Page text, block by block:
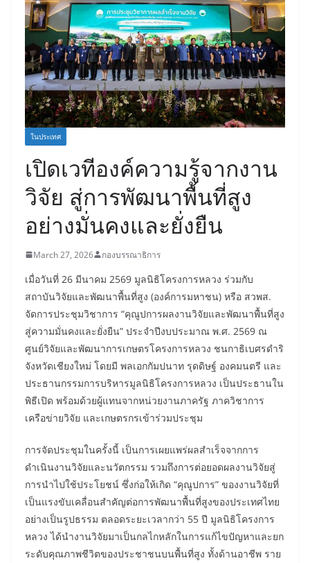
ในประเทศ
เปิดเวทีองค์ความรู้จากงาน
วิจัย สู่การพัฒนาพื้นที่สูง
อย่างมั่นคงและยั่งยืน
March 27, 2026 กองบรรณาธิการ
เมื่อวันที่ 26 มีนาคม 2569 มูลนิธิโครงการหลวง ร่วมกับ
สถาบันวิจัยและพัฒนาพื้นที่สูง (องค์การมหาชน) หรือ สวพส.
จัดการประชุมวิชาการ “คุณูปการผลงานวิจัยและพัฒนาพื้นที่สูง
สู่ความมั่นคงและยั่งยืน” ประจำปีงบประมาณ พ.ศ. 2569 ณ
ศูนย์วิจัยและพัฒนาการเกษตรโครงการหลวง ชนกาธิเบศรดำริ
จังหวัดเชียงใหม่ โดยมี พลเอกกัมปนาท รุดดิษฐ์ องคมนตรี และ
ประธานกรรมการบริหารมูลนิธิโครงการหลวง เป็นประธานใน
พิธีเปิด พร้อมด้วยผู้แทนจากหน่วยงานภาครัฐ ภาควิชาการ
เครือข่ายวิจัย และเกษตรกรเข้าร่วมประชุม
การจัดประชุมในครั้งนี้ เป็นการเผยแพร่ผลสำเร็จจากการ
ดำเนินงานวิจัยและนวัตกรรม รวมถึงการต่อยอดผลงานวิจัยสู่
การนำไปใช้ประโยชน์ ซึ่งก่อให้เกิด “คุณูปการ” ของงานวิจัยที่
เป็นแรงขับเคลื่อนสำคัญต่อการพัฒนาพื้นที่สูงของประเทศไทย
อย่างเป็นรูปธรรม ตลอดระยะเวลากว่า 55 ปี มูลนิธิโครงการ
หลวง ได้นำงานวิจัยมาเป็นกลไกหลักในการแก้ไขปัญหาและยก
ระดับคุณภาพชีวิตของประชาชนบนพื้นที่สูง ทั้งด้านอาชีพ ราย